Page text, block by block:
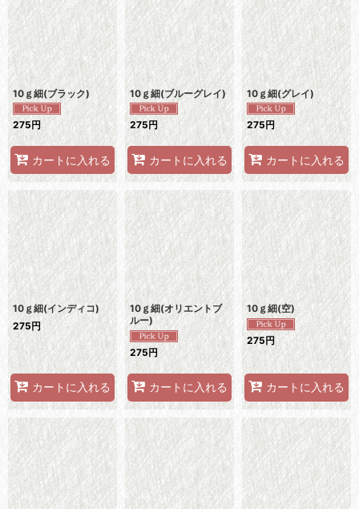
並び順:
絞り込む
10ｇ細(ブラック)
275円
カートに入れる
10ｇ細(ブルーグレイ)
275円
カートに入れる
10ｇ細(グレイ)
275円
カートに入れる
10ｇ細(インディコ)
275円
カートに入れる
10ｇ細(オリエントブ
ルー)
275円
カートに入れる
10ｇ細(空)
275円
カートに入れる